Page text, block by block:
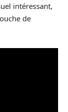
intéressant,
de